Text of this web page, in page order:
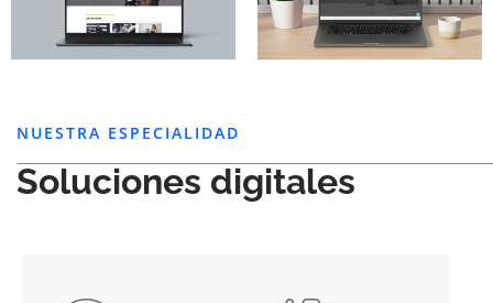
NUESTRA ESPECIALIDAD
Soluciones digitales